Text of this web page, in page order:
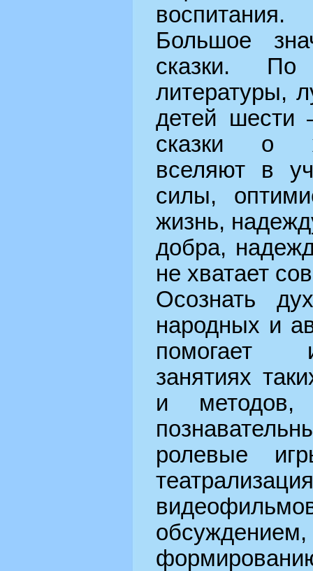
воспитания.
Большое
сказки. По
литературы,
детей шести
сказки о
вселяют в
силы,
жизнь,
добра,
не хватает
Осознать
народных и
помогает
занятиях
и методов,
ролевые